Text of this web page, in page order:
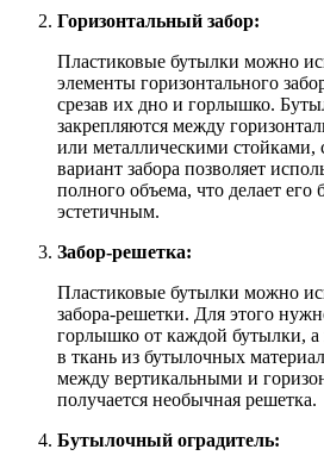
Горизонтальный забор:
Пластиковые бутылки можно
элементы горизонтального
срезав их дно и горлышко.
закрепляются между
или металлическими стойками,
вариант забора позволяет
полного объема, что делает
эстетичным.
Забор-решетка:
Пластиковые бутылки можно
забора-решетки. Для этого
горлышко от каждой бутылки,
в ткань из бутылочных
между вертикальными и
получается необычная решетка.
Бутылочный оградитель: